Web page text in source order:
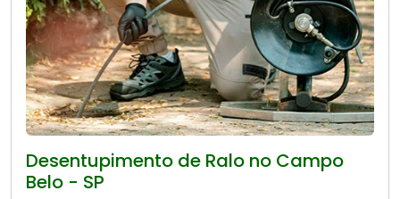
Desentupimento de Ralo no Campo
Belo - SP